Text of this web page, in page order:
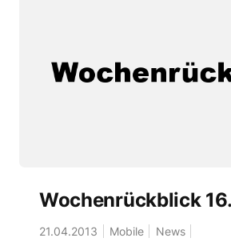
Wochenrückblick
21.04.2013 Mobile News